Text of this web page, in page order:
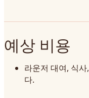
예상 비용
라운저 대여, 식
다.